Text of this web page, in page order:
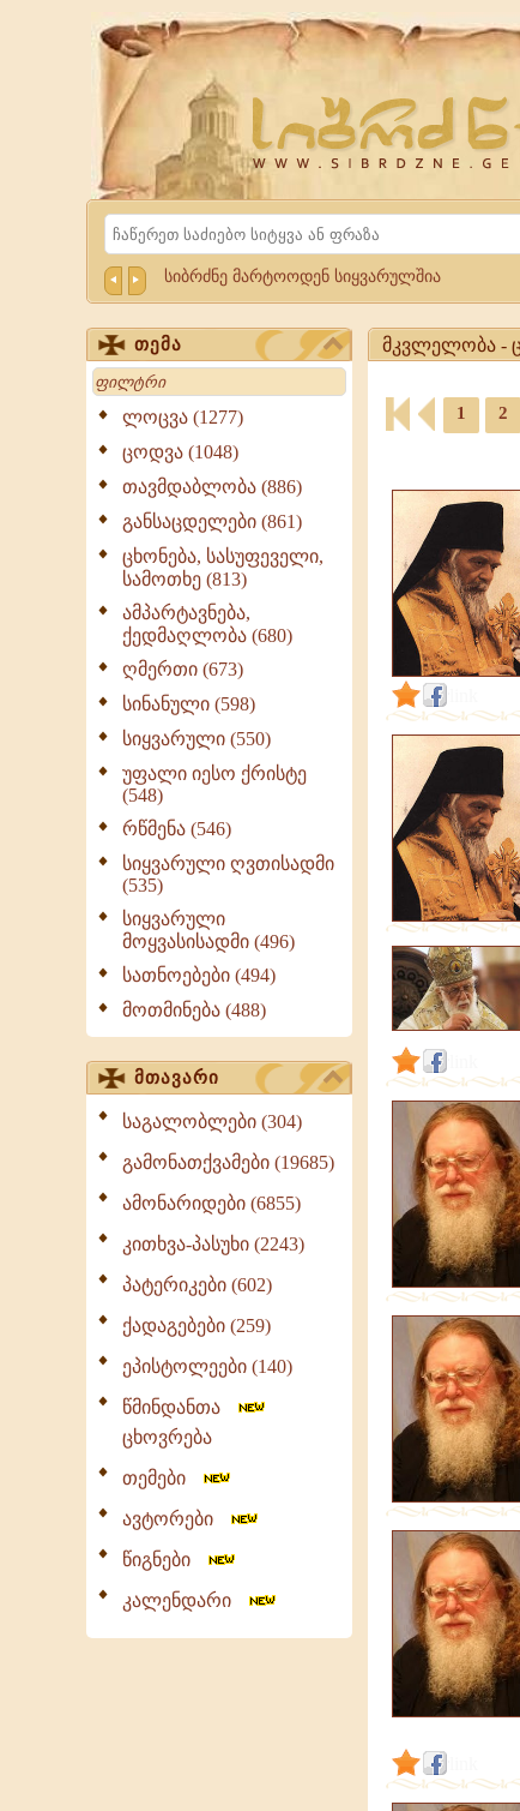
Website
Sibrdzne.ge
Search
სიბრძნე მარტოოდენ სიყვარულშია
თემა
Search
ლოცვა (1277)
ცოდვა (1048)
თავმდაბლობა (886)
განსაცდელები (861)
ცხონება, სასუფეველი,
სამოთხე (813)
ამპარტავნება,
ქედმაღლობა (680)
ღმერთი (673)
სინანული (598)
სიყვარული (550)
უფალი იესო ქრისტე
(548)
რწმენა (546)
სიყვარული ღვთისადმი
(535)
სიყვარული
მოყვასისადმი (496)
სათნოებები (494)
მოთმინება (488)
მთავარი
საგალობლები (304)
გამონათქვამები (19685)
ამონარიდები (6855)
კითხვა-პასუხი (2243)
პატერიკები (602)
ქადაგებები (259)
ეპისტოლეები (140)
წმინდანთა
ცხოვრება
თემები
ავტორები
წიგნები
კალენდარი
მკვლელობა -
ციტატები,
გამონათქვამები,
ციტატები
1 2